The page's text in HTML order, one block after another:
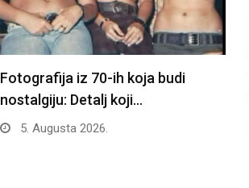
Fotografija iz 70-ih koja budi
nostalgiju: Detalj koji…
5. Augusta 2026.